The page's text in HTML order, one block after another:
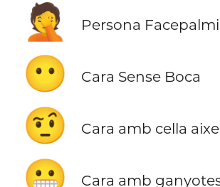
🤦 Persona
😶 Cara Sense Boca
🤨 Cara amb cella
😬 Cara amb